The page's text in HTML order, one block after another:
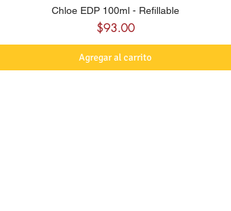
Chloe EDP 100ml - Refillable
Precio
$93.00
Agregar al carrito